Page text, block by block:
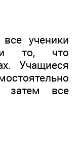
ученики
и то, что
Учащиеся
затем все